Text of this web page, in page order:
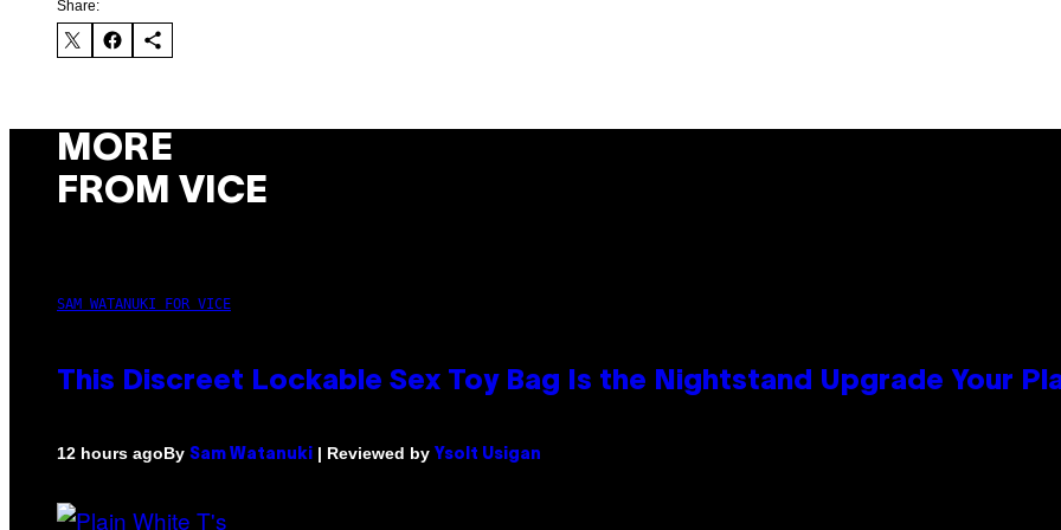
Share:
MORE
FROM VICE
SAM WATANUKI FOR VICE
This Discreet Lockable Sex Toy Bag Is the Nightstand Upgrade Your
12 hours agoBy Sam Watanuki | Reviewed by Ysolt Usigan